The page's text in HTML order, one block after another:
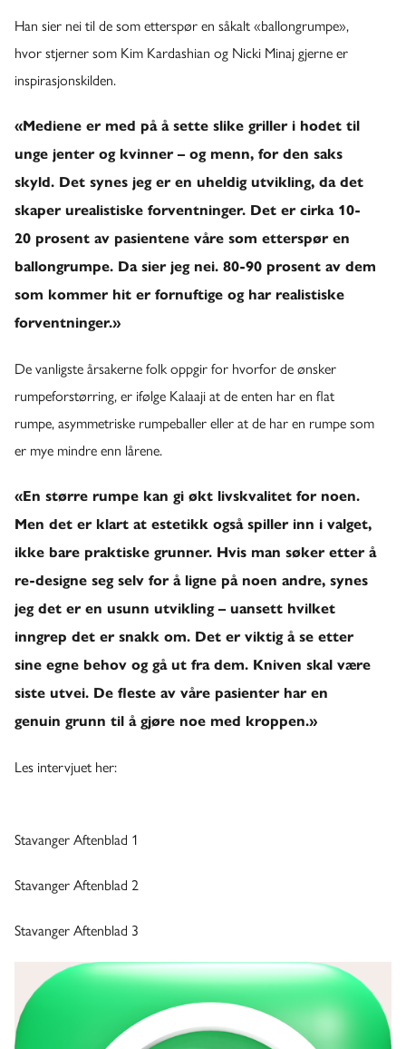
Han sier nei til de som etterspør en såkalt «ballongrumpe»,
hvor stjerner som Kim Kardashian og Nicki Minaj gjerne er
inspirasjonskilden.
«Mediene er med på å sette slike griller i hodet til
unge jenter og kvinner – og menn, for den saks
skyld. Det synes jeg er en uheldig utvikling, da det
skaper urealistiske forventninger. Det er cirka 10-
20 prosent av pasientene våre som etterspør en
ballongrumpe. Da sier jeg nei. 80-90 prosent av dem
som kommer hit er fornuftige og har realistiske
forventninger.»
De vanligste årsakerne folk oppgir for hvorfor de ønsker
rumpeforstørring, er ifølge Kalaaji at de enten har en flat
rumpe, asymmetriske rumpeballer eller at de har en rumpe som
er mye mindre enn lårene.
«En større rumpe kan gi økt livskvalitet for noen.
Men det er klart at estetikk også spiller inn i valget,
ikke bare praktiske grunner. Hvis man søker etter å
re-designe seg selv for å ligne på noen andre, synes
jeg det er en usunn utvikling – uansett hvilket
inngrep det er snakk om. Det er viktig å se etter
sine egne behov og gå ut fra dem. Kniven skal være
siste utvei. De fleste av våre pasienter har en
genuin grunn til å gjøre noe med kroppen.»
Les intervjuet her:
Stavanger Aftenblad 1
Stavanger Aftenblad 2
Stavanger Aftenblad 3